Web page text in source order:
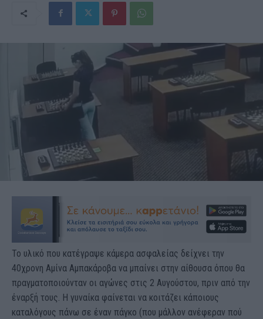
Το υλικό που κατέγραψε κάμερα ασφαλείας δείχνει την
40χρονη Αμίνα Αμπακάροβα να μπαίνει στην αίθουσα όπου θα
πραγματοποιούνταν οι αγώνες στις 2 Αυγούστου, πριν από την
έναρξή τους. Η γυναίκα φαίνεται να κοιτάζει κάποιους
καταλόγους πάνω σε έναν πάγκο (που μάλλον ανέφεραν πού